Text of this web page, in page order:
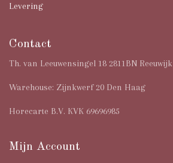
Levering
Contact
Th. van Leeuwensingel 18 2811BN Reeuwijk
Warehouse: Zijnkwerf 20 Den Haag
Horecarte B.V. KVK 69696985
Mijn Account